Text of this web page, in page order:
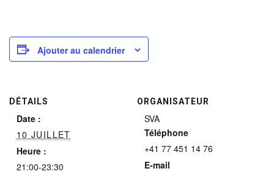
Ajouter au calendrier
DÉTAILS
Date :
10 JUILLET
Heure :
21:00-23:30
ORGANISATEUR
SVA
Téléphone
+41 77 451 14 76
E-mail